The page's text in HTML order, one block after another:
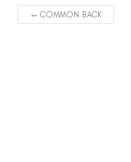
←COMMON.BACK